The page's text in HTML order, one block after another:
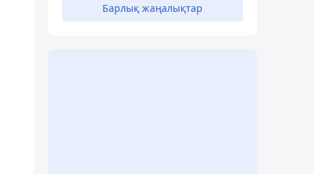
Барлық жаңалықтар